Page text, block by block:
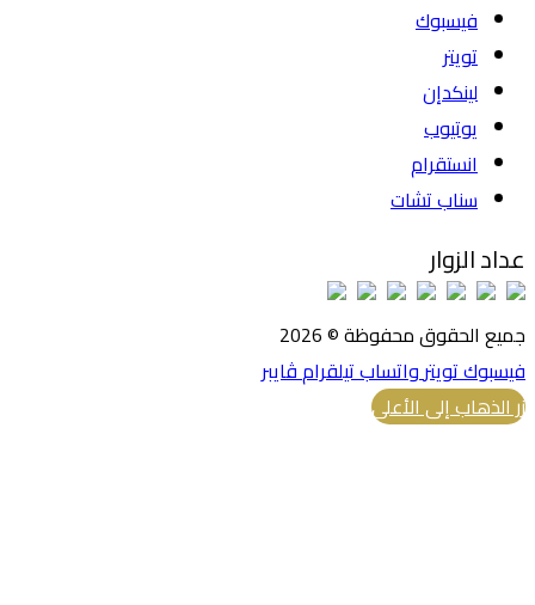
فيسبوك
تويتر
لينكدإن
يوتيوب
انستقرام
سناب تشات
عداد الزوار
جميع الحقوق محفوظة © 2026
فيسبوكتويتر واتسابتيلقرامڤايبر
زر الذهاب إلى الأعلى